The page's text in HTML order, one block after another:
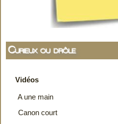
Curieux ou drôle
Vidéos
A une main
Canon court